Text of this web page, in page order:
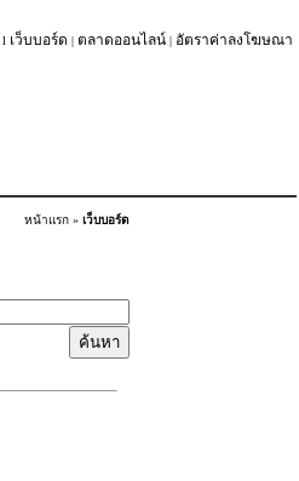
l เว็บบอร์ด | ตลาดออนไลน์ | อัตราค่าลงโฆษณา
หน้าแรก » เว็บบอร์ด